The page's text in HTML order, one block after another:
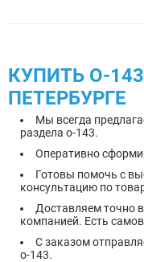
КУПИТЬ О-
ПЕТЕРБУРГЕ
Мы всегда
раздела о-143.
Оперативно
Готовы помочь с
консультацию по
Доставляем точно
компанией. Есть
С заказом
о-143.